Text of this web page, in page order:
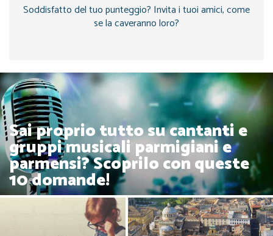
Soddisfatto del tuo punteggio? Invita i tuoi amici, come
se la caveranno loro?
Sai proprio tutto su cantanti e
gruppi musicali parmigiani e
parmensi? Scoprilo con queste
10 domande!